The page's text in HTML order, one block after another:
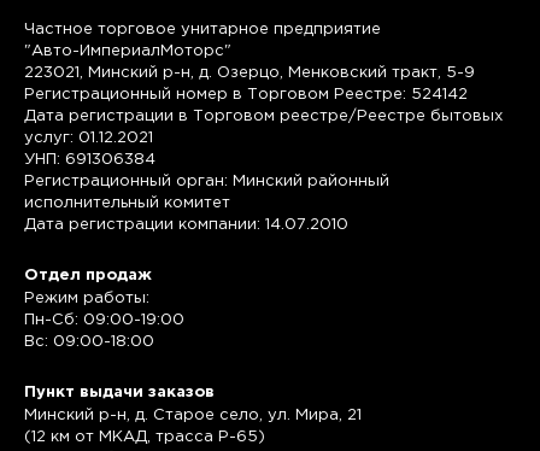
Частное торговое унитарное предприятие
"Авто-ИмпериалМоторс"
223021, Минский р-н, д. Озерцо, Менковский тракт, 5-9
Регистрационный номер в Торговом Реестре: 524142
Дата регистрации в Торговом реестре/Реестре бытовых
услуг: 01.12.2021
УНП: 691306384
Регистрационный орган: Минский районный
исполнительный комитет
Дата регистрации компании: 14.07.2010
Отдел продаж
Режим работы:
Пн-Сб: 09:00-19:00
Вс: 09:00-18:00
Пункт выдачи заказов
Минский р-н, д. Старое село, ул. Мира, 21
(12 км от МКАД, трасса P-65)